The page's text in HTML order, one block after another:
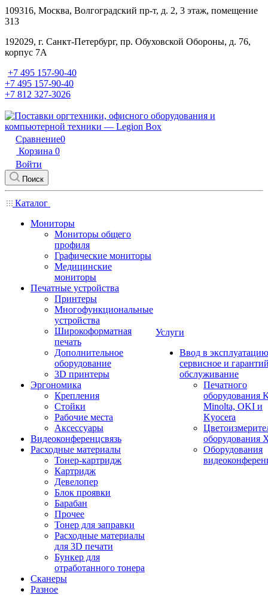
109316, Москва, Волгоградский пр-т, д. 2, 3 этаж, помещение
313
192029, г. Санкт-Петербург, пр. Обуховской Обороны, д. 76,
корпус 7А
+7 495 157-90-40
+7 495 157-90-40
+7 812 327-3026
Сравнение0
Корзина 0
Войти
Поиск
Каталог
Мониторы
Мониторы общего
профиля
Графические мониторы
Медицинские
мониторы
Печатные устройства
Принтеры
Многофункциональные
устройства
Широкоформатная
печать
Дополнительное
оборудование
3D принтеры
Эргономика
Крепления
Стойки
Рабочие места
Аксессуары
Видеоконференцсвязь
Расходные материалы
Тонер-картридж
Картридж
Девелопер
Блок проявки
Барабан
Прочее
Тонер для заправки
Расходные материалы
для 3D печати
Бункер для
отработанного тонера
Сканеры
Разное
Услуги
Ввод в
сервисное и
обслуживание
Печатного
оборудования
Minolta, OKI и
Kyocera
оборудования
Оборудования